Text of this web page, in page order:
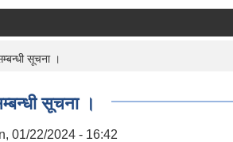
सूचना ।
सूचना ।
01/22/2024 - 16:42